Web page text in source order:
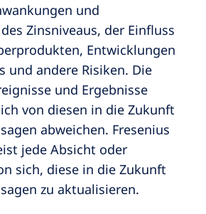
und
Zinsniveaus, der Einfluss
Entwicklungen
und andere Risiken. Die
und Ergebnisse
von diesen in die Zukunft
abweichen. Fresenius
jede Absicht oder
sich, diese in die Zukunft
zu aktualisieren.